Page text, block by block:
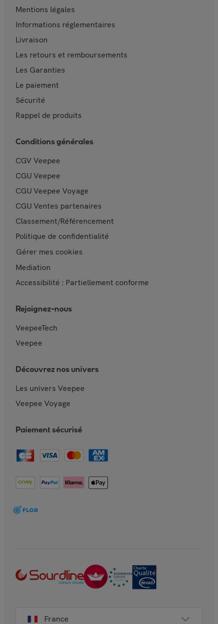
Mentions légales
Informations réglementaires
Livraison
Les retours et remboursements
Les Garanties
Le paiement
Sécurité
Rappel de produits
Conditions générales
CGV Veepee
CGU Veepee
CGU Veepee Voyage
CGU Ventes partenaires
Classement/Référencement
Politique de confidentialité
Gérer mes cookies
Mediation
Accessibilité : Partiellement conforme
Rejoignez-nous
VeepeeTech
Veepee
Découvrez nos univers
Les univers Veepee
Veepee Voyage
Paiement sécurisé
France